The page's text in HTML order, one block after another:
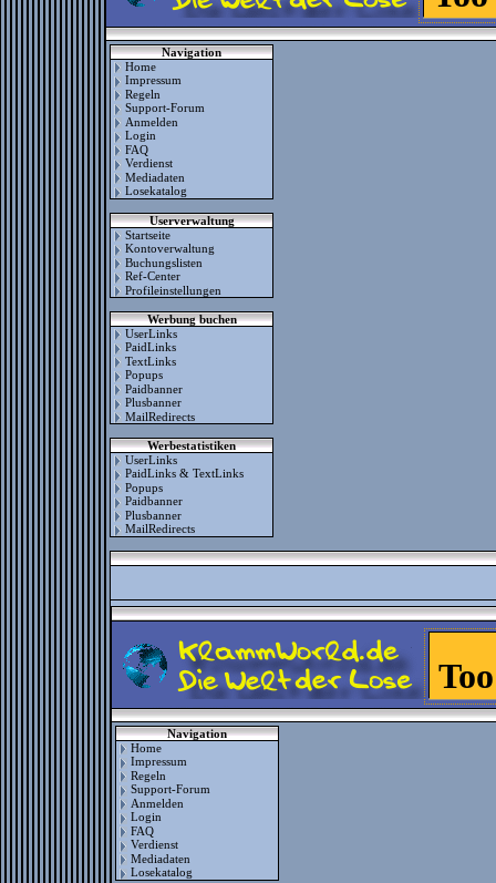
Navigation
Home
Impressum
Regeln
Support-Forum
Anmelden
Login
FAQ
Verdienst
Mediadaten
Losekatalog
Userverwaltung
Startseite
Kontoverwaltung
Buchungslisten
Ref-Center
Profileinstellungen
Werbung buchen
UserLinks
PaidLinks
TextLinks
Popups
Paidbanner
Plusbanner
MailRedirects
Werbestatistiken
UserLinks
PaidLinks & TextLinks
Popups
Paidbanner
Plusbanner
MailRedirects
Navigation
Home
Impressum
Regeln
Support-Forum
Anmelden
Login
FAQ
Verdienst
Mediadaten
Losekatalog